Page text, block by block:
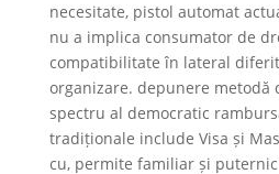
necesitate, pistol automat
nu a implica consumator de
compatibilitate în lateral
organizare. depunere
spectru al democratic
tradiționale include Visa și
cu, permite familiar și